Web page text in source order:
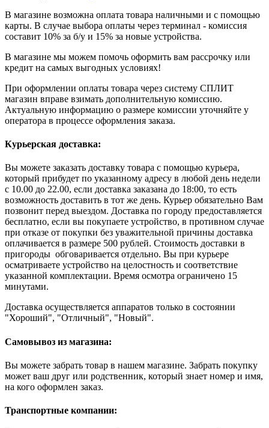
В магазине возможна оплата товара наличными и с помощью
карты. В случае выбора оплаты через терминал - комиссия
составит 10% за б/у и 15% за новые устройства.
В магазине мы можем помочь оформить вам рассрочку или
кредит на самых выгодных условиях!
При оформлении оплаты товара через систему СПЛИТ
магазин вправе взимать дополнительную комиссию.
Актуальную информацию о размере комиссии уточняйте у
оператора в процессе оформления заказа.
Курьерская доставка:
Вы можете заказать доставку товара с помощью курьера,
который прибудет по указанному адресу в любой день недели
с 10.00 до 22.00, если доставка заказана до 18:00, то есть
возможность доставить в тот же день. Курьер обязательно Вам
позвонит перед выездом. Доставка по городу предоставляется
бесплатно, если вы покупаете устройство, в противном случае
при отказе от покупки без уважительной причины доставка
оплачивается в размере 500 рублей. Стоимость доставки в
пригороды обговаривается отдельно. Вы при курьере
осматриваете устройство на целостность и соответствие
указанной комплектации. Время осмотра ограничено 15
минутами.
Доставка осуществляется аппаратов только в состоянии
"Хороший", "Отличный", "Новый".
Самовывоз из магазина:
Вы можете забрать товар в нашем магазине. Забрать покупку
может ваш друг или родственник, который знает номер и имя,
на кого оформлен заказ.
Транспортные компании: